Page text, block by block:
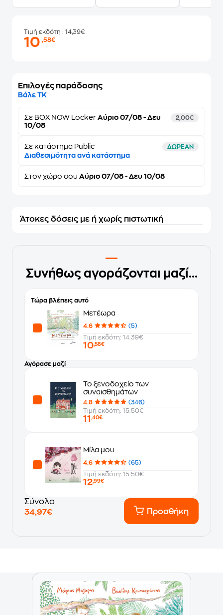
Τιμή εκδότη : 14,39€
10,58€
Επιλογές παράδοσης
Βάλε ΤΚ
Σε BOX NOW Locker Αύριο 07/08 - Δευ
10/08
2,00€
Σε κατάστημα Public ΔΩΡΕΑΝ
Διαθεσιμότητα ανά κατάστημα
Στον χώρο σου Αύριο 07/08 - Δευ 10/08
Άτοκες δόσεις με ή χωρίς πιστωτική
Συνήθως αγοράζονται μαζί...
Τώρα βλέπεις αυτό
Μετέωρα
4.6
(5)
Τιμή εκδότη: 14.39€
10,58€
Αγόρασε μαζί
Το ξενοδοχείο των
συναισθημάτων
4.8
(346)
Τιμή εκδότη: 15.50€
11 ,40€
Μίλα μου
4.6
(65)
Τιμή εκδότη: 15.50€
12,99€
Σύνολο
34,97€
Προσθήκη